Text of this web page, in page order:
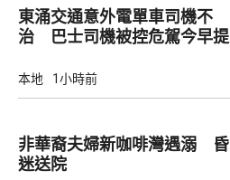
東涌交通意外電單車司機不
治 巴士司機被控危駕今早提
本地 1小時前
非華裔夫婦新咖啡灣遇溺 昏
迷送院